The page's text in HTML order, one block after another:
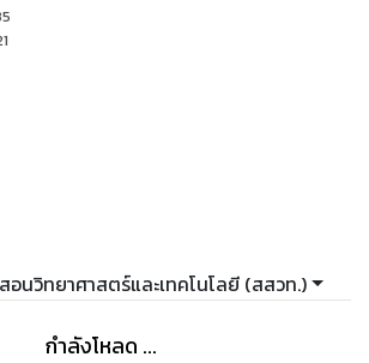
อนวิทยาศาสตร์และเทคโนโลยี (สสวท.)
กำลังโหลด ...